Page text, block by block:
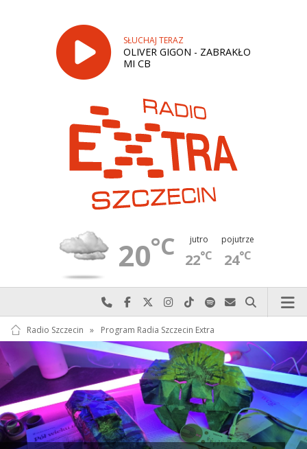
SŁUCHAJ TERAZ
OLIVER GIGON - ZABRAKŁO
MI CB
20°C jutro
22°C
pojutrze
24°C
Najlepiej po prostu do nas zadzwoń
Odwiedź nas na Facebook-u
Odwiedź nas na X
Odwiedź nas na Instagram-ie
Odwiedź nas na TikTok-u
Szukaj nas na Spotify
Wyślij do nas
Szukaj
Radio Szczecin » Program Radia Szczecin Extra